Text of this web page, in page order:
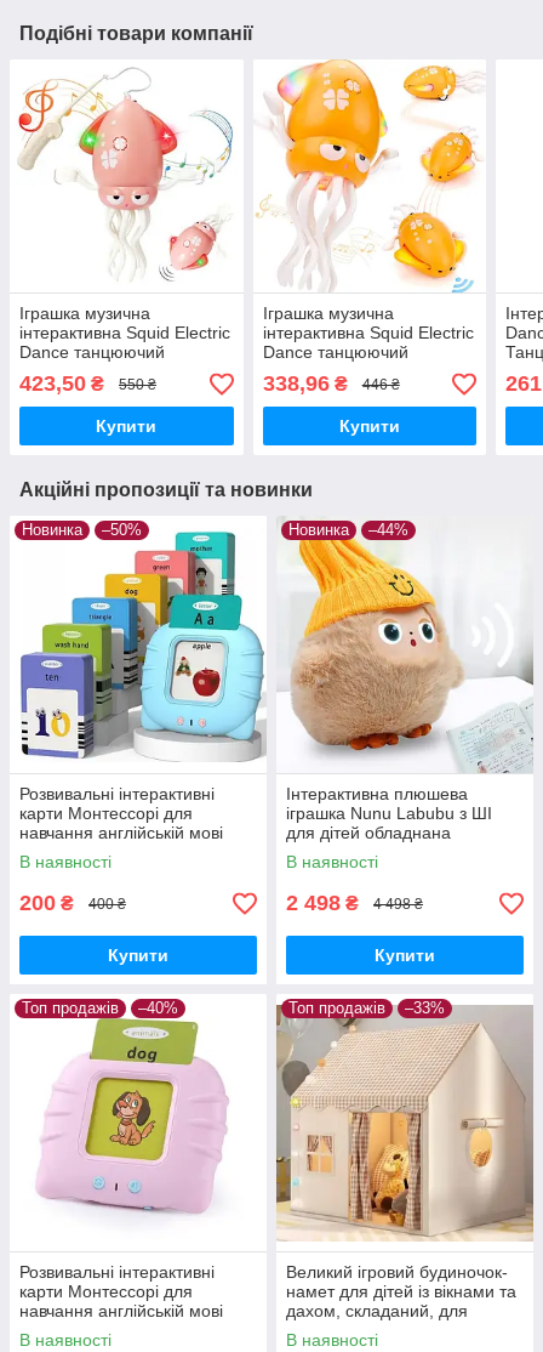
Подібні товари компанії
Іграшка музична
інтерактивна Squid Electric
Dance танцюючий
восьминіг для малюків
Рожевий
423,50 ₴ 550 ₴
Купити
Іграшка музична
інтерактивна Squid Electric
Dance танцюючий
восьминіг для малюків
Жовтий
338,96₴ 446 ₴
Купити
см
261
Акційні пропозиції та новинки
Новинка –50%
Розвивальні інтерактивні
карти Монтессорі для
навчання англійській мові
Блакитний
В наявності
200 ₴ 400 ₴
Купити
Новинка –44%
Інтерактивна плюшева
іграшка Nunu Labubu з ШІ
для дітей обладнана
світлодіодними очима та
здатністю адаптувати
поведінку
В наявності
2 498 ₴ 4 498 ₴
Купити
Топ продажів –40%
Розвивальні інтерактивні
карти Монтессорі для
навчання англійській мові
Рожевий
В наявності
Топ продажів –33%
Великий ігровий будиночок-
намет для дітей із вікнами та
дахом, складаний, для
приміщення та вулиці
В наявності